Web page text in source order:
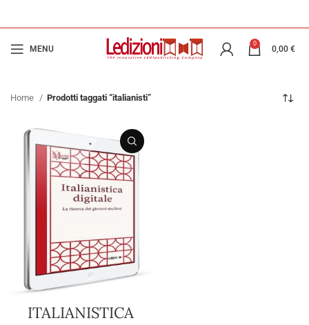
MENU
0
0,00 €
Home Prodotti taggati “italianisti”
ITALIANISTICA